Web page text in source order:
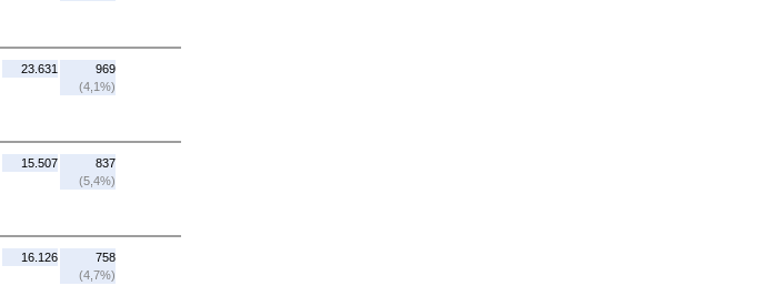
23.631
969
(4,1%)
15.507
837
(5,4%)
16.126
758
(4,7%)